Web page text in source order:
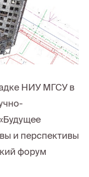
НИУ МГСУ в
и перспективы
форум